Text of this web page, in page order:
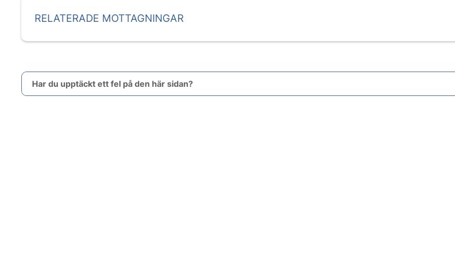
RELATERADE MOTTAGNINGAR
Har du upptäckt ett fel på den här sidan?